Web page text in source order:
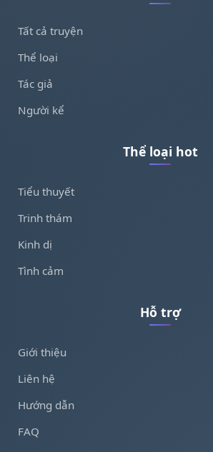
Tất cả truyện
Thể loại
Tác giả
Người kể
Thể loại hot
Tiểu thuyết
Trinh thám
Kinh dị
Tình cảm
Hỗ trợ
Giới thiệu
Liên hệ
Hướng dẫn
FAQ